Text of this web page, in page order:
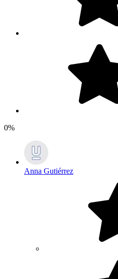
0%
Anna Gutiérrez